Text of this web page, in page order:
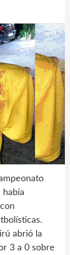
había
abrió la
3 a 0 sobre